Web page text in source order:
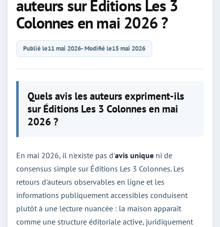
auteurs sur Éditions Les 3
Colonnes en mai 2026 ?
Publié le11 mai 2026- Modifié le15 mai 2026
Quels avis les auteurs expriment-ils
sur Éditions Les 3 Colonnes en mai
2026 ?
En mai 2026, il n'existe pas d'avis unique ni de
consensus simple sur Éditions Les 3 Colonnes. Les
retours d'auteurs observables en ligne et les
informations publiquement accessibles conduisent
plutôt à une lecture nuancée : la maison apparaît
comme une structure éditoriale active, juridiquement